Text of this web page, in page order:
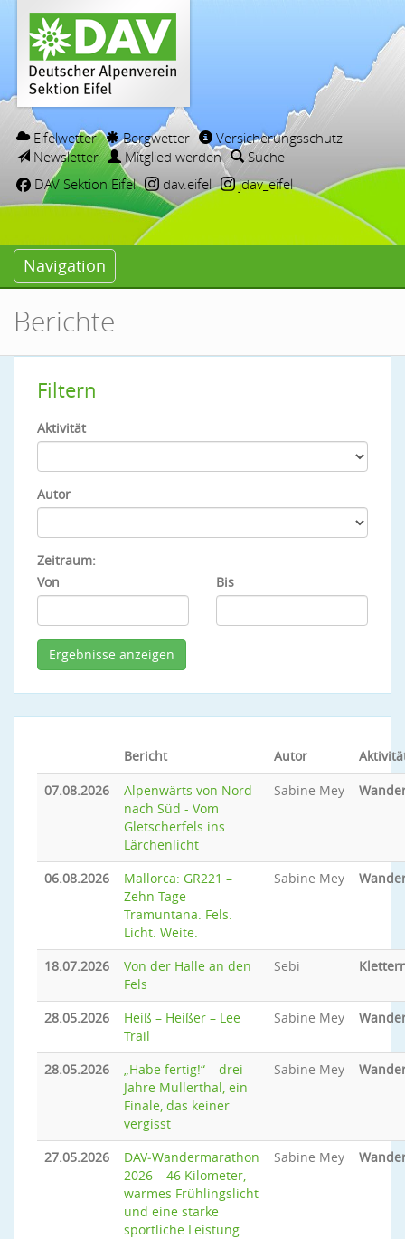
Eifelwetter Bergwetter
Versicherungsschutz
Newsletter
Mitglied werden
Suche
DAV Sektion Eifel
dav.eifel jdav_eifel
Navigation
Berichte
Filtern
Aktivität
Autor
Zeitraum:
Von
Bis
Bericht Autor
07.08.2026
Alpenwärts von Nord
nach Süd - Vom
Gletscherfels ins
Lärchenlicht
Sabine Mey
06.08.2026
Mallorca: GR221 –
Zehn Tage
Tramuntana. Fels.
Licht. Weite.
Sabine Mey
18.07.2026
Von der Halle an den
Fels
Sebi
28.05.2026
Heiß – Heißer – Lee
Trail
Sabine Mey
28.05.2026
„Habe fertig!“ – drei
Jahre Mullerthal, ein
Finale, das keiner
vergisst
Sabine Mey
27.05.2026
DAV‑Wandermarathon
2026 – 46 Kilometer,
warmes Frühlingslicht
und eine starke
sportliche Leistung
Sabine Mey